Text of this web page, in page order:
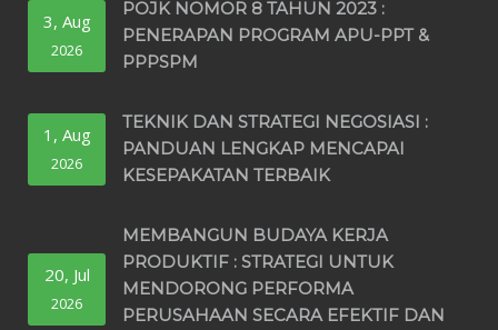
3, Aug
2026
POJK NOMOR 8 TAHUN 2023 :
PENERAPAN PROGRAM APU-PPT &
PPPSPM
1, Aug
2026
TEKNIK DAN STRATEGI NEGOSIASI :
PANDUAN LENGKAP MENCAPAI
KESEPAKATAN TERBAIK
20, Jul
2026
MEMBANGUN BUDAYA KERJA
PRODUKTIF : STRATEGI UNTUK
MENDORONG PERFORMA
PERUSAHAAN SECARA EFEKTIF DAN